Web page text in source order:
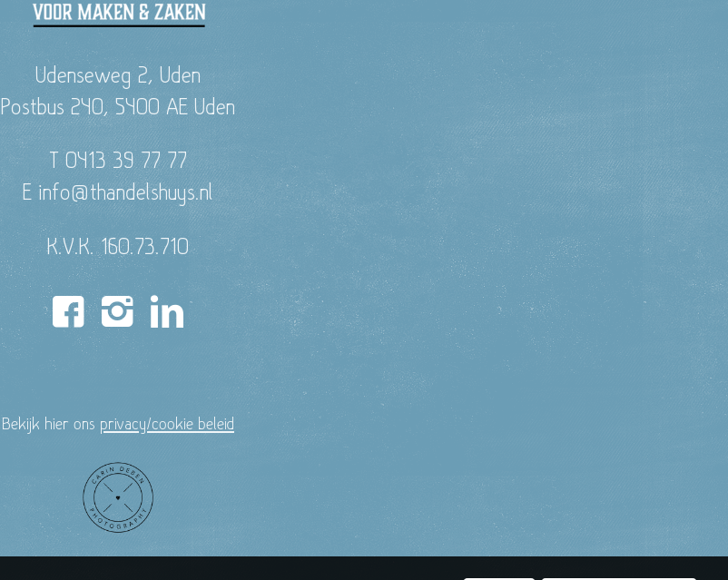
Udenseweg 2, Uden
Postbus 240, 5400 AE Uden
T 0413 39 77 77
E info@thandelshuys.nl
K.V.K. 160.73.710
Bekijk hier ons privacy/cookie beleid